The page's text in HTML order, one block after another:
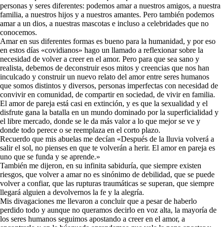
personas y seres diferentes: podemos amar a nuestros amigos, a nuestra
familia, a nuestros hijos y a nuestros amantes. Pero también podemos
amar a un dios, a nuestras mascotas e incluso a celebridades que no
conocemos.
Amar en sus diferentes formas es bueno para la humanidad, y por eso
en estos días «covidianos» hago un llamado a reflexionar sobre la
necesidad de volver a creer en el amor. Pero para que sea sano y
realista, debemos de deconstruir esos mitos y creencias que nos han
inculcado y construir un nuevo relato del amor entre seres humanos
que somos distintos y diversos, personas imperfectas con necesidad de
convivir en comunidad, de compartir en sociedad, de vivir en familia.
El amor de pareja está casi en extinción, y es que la sexualidad y el
disfrute gana la batalla en un mundo dominado por la superficialidad y
el libre mercado, donde se le da más valor a lo que mejor se ve y
donde todo perece o se reemplaza en el corto plazo.
Recuerdo que mis abuelas me decían «Después de la lluvia volverá a
salir el sol, no pienses en que te volverán a herir. El amor en pareja es
uno que se funda y se aprende.»
También me dijeron, en su infinita sabiduría, que siempre existen
riesgos, que volver a amar no es sinónimo de debilidad, que se puede
volver a confiar, que las rupturas traumáticas se superan, que siempre
llegará alguien a devolvernos la fe y la alegría.
Mis divagaciones me llevaron a concluir que a pesar de haberlo
perdido todo y aunque no queramos decirlo en voz alta, la mayoría de
los seres humanos seguimos apostando a creer en el amor, a